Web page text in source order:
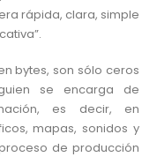
rápida, clara, simple
bytes, son sólo ceros
se encarga de
es decir, en
mapas, sonidos y
de producción